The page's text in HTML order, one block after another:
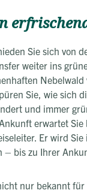
Sie sich von
weiter ins
Nebelwald
Sie, wie sich
und immer
erwartet Sie
Er wird
– bis zu Ihrer
nur bekannt